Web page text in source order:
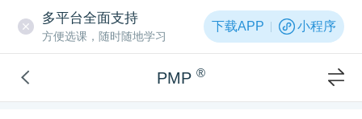
多平台全面支持
方便选课，随时随地学习
下载APP 小程序
PMP ®